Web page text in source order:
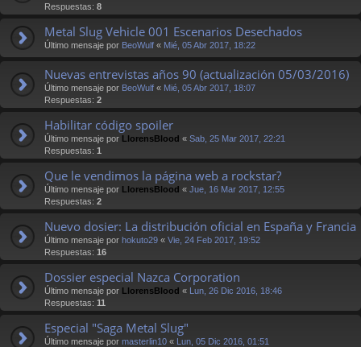
Respuestas: 8
Metal Slug Vehicle 001 Escenarios Desechados
Último mensaje por BeoWulf « Mié, 05 Abr 2017, 18:22
Nuevas entrevistas años 90 (actualización 05/03/2016)
Último mensaje por BeoWulf « Mié, 05 Abr 2017, 18:07
Respuestas: 2
Habilitar código spoiler
Último mensaje por LlorensBlood « Sab, 25 Mar 2017, 22:21
Respuestas: 1
Que le vendimos la página web a rockstar?
Último mensaje por LlorensBlood « Jue, 16 Mar 2017, 12:55
Respuestas: 2
Nuevo dosier: La distribución oficial en España y Francia
Último mensaje por hokuto29 « Vie, 24 Feb 2017, 19:52
Respuestas: 16
Dossier especial Nazca Corporation
Último mensaje por LlorensBlood « Lun, 26 Dic 2016, 18:46
Respuestas: 11
Especial "Saga Metal Slug"
Último mensaje por masterlin10 « Lun, 05 Dic 2016, 01:51